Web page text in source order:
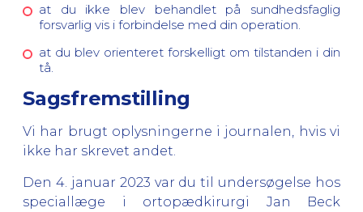
at du ikke blev behandlet på sundhedsfaglig
forsvarlig vis i forbindelse med din operation.
at du blev orienteret forskelligt om tilstanden i din
tå.
Sagsfremstilling
Vi har brugt oplysningerne i journalen, hvis vi
ikke har skrevet andet.
Den 4. januar 2023 var du til undersøgelse hos
speciallæge i ortopædkirurgi Jan Beck